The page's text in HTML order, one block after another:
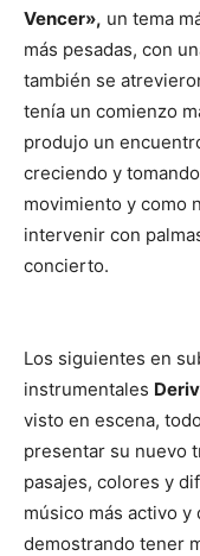
Vencer», un tema
más pesadas, con
también se
tenía un comienzo
produjo un
creciendo y
movimiento y como
intervenir con
concierto.
Los siguientes en
instrumentales
visto en escena,
presentar su nuevo
pasajes, colores y
músico más activo
demostrando tener